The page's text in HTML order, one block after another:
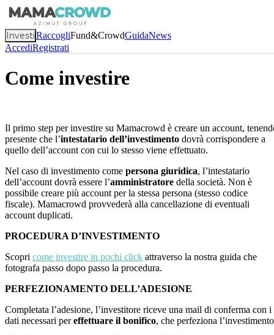
InvestiRaccogliFund&CrowdGuidaNews
AccediRegistrati
Come investire
Il primo step per investire su Mamacrowd è creare un account,
presente che l’intestatario dell’investimento dovrà corrispondere a
quello dell’account con cui lo stesso viene effettuato.
Nel caso di investimento come persona giuridica, l’intestatario
dell’account dovrà essere l’amministratore della società. Non è
possibile creare più account per la stessa persona (stesso codice
fiscale). Mamacrowd provvederà alla cancellazione di eventuali
account duplicati.
PROCEDURA D’INVESTIMENTO
Scopri come investire in pochi click attraverso la nostra guida che
fotografa passo dopo passo la procedura.
PERFEZIONAMENTO DELL’ADESIONE
Completata l’adesione, l’investitore riceve una mail di conferma con i
dati necessari pereffettuare il bonifico, che perfeziona